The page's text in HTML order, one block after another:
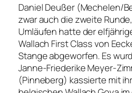
Daniel Deußer (Mechelen/
zwar auch die zweite
Umläufen hatte der
Wallach First Class von
Stange abgeworfen. Es
Janne-Friederike Meyer-
(Pinneberg) kassierte mit